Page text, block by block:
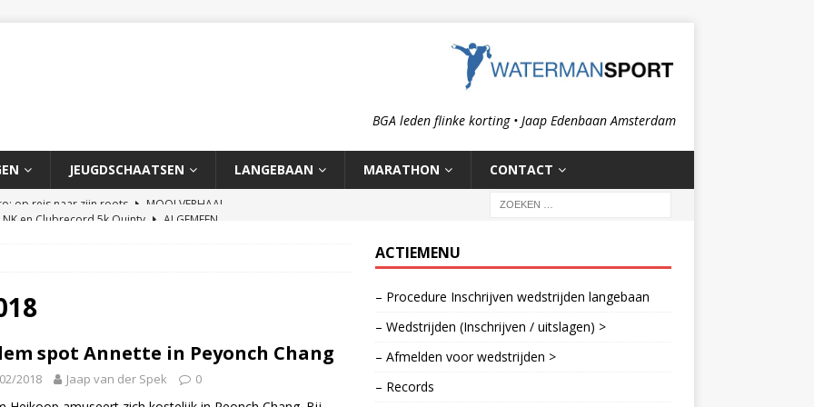
BGA leden flinke korting • Jaap Edenbaan Amsterdam
JEUGDSCHAATSEN LANGEBAAN MARATHON CONTACT
NK en Clubrecord 5k Quinty
ALGEMEEN
op de 700m: Meike en Sjors
spot Annette in Peyonch Chang
2018 Jaap van der Spek 0
ACTIEMENU
– Procedure Inschrijven wedstrijden langebaan
– Wedstrijden (Inschrijven / uitslagen) >
– Afmelden voor wedstrijden >
– Records